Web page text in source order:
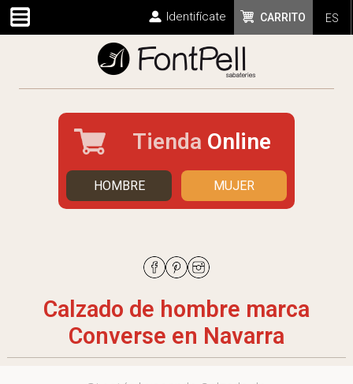
ES
CARRITO
Identifícate
Tienda Online
HOMBRE MUJER
Calzado de hombre marca
Converse en Navarra